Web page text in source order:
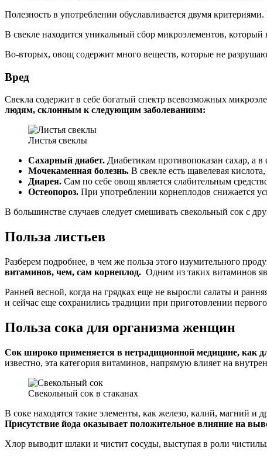
Полезность в употреблении обуславливается двумя
В свекле находится уникальный сбор микроэлементов,
Во-вторых, овощ содержит много веществ, которые не
Вред
Свекла содержит в себе богатый спектр всевозможных
людям, склонным к следующим заболеваниям:
Листья свеклы
Сахарный диабет. Диабетикам противопоказан сахар, а
Мочекаменная болезнь. В свекле есть щавелевая
Диарея. Сам по себе овощ является слабительным
Остеопороз. При употреблении корнеплодов снижается
В большинстве случаев следует смешивать свекольный сок с
Польза листьев
Разберем подробнее, в чем же польза этого изумительного
витаминов, чем, сам корнеплод. Одним из таких витаминов
Ранней весной, когда на грядках еще не выросли салаты и
и сейчас еще сохранились традиции при приготовлении
Польза сока для организма женщин
Сок широко применяется в нетрадиционной медицине, как
известно, эта категория витаминов, напрямую влияет на
Свекольный сок в стаканах
В соке находятся такие элементы, как железо, калий, магний
Присутствие йода оказывает положительное влияние на
Хлор выводит шлаки и чистит сосуды, выступая в роли